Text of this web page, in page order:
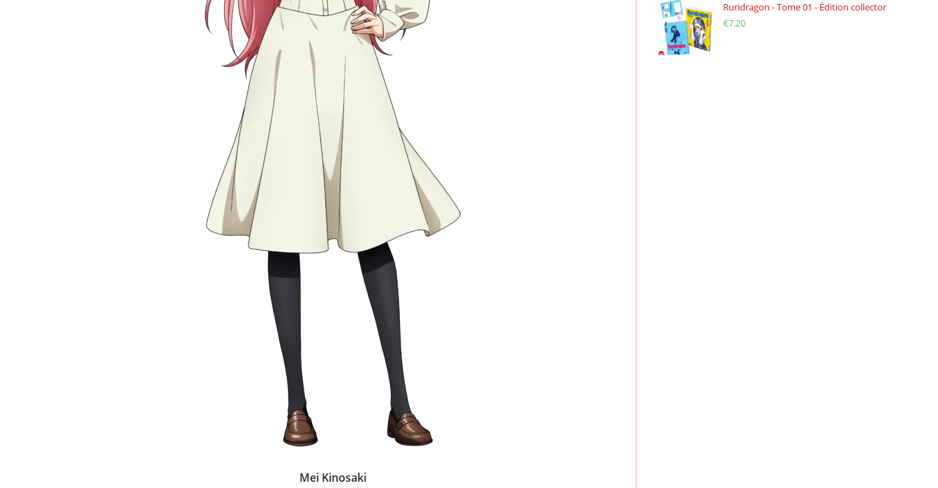
Mei Kinosaki
Ruridragon - Tome 01 - Édition collector
€7.20